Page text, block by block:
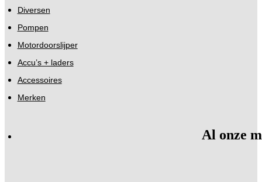
Diversen
Pompen
Motordoorslijper
Accu’s + laders
Accessoires
Merken
Al onze